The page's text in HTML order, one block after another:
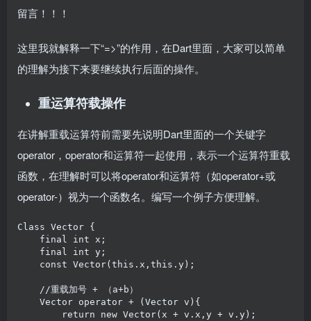
留言！！！
这里我就解释一下“=>”的作用，在Dart里面，大家可以简单
的理解为接下来要继续执行后面的操作。
重运算符载操作
在讲解重载运算符前需要先说明Dart里面的一个关键字
operator，operator和运算符一起使用，表示一个运算符重载
函数，在理解时可以将operator和运算符（如operator+或
operator-）视为一个函数名。编写一个例子方便理解。
Class Vector {
    final int x;
    final int y;
    const Vector(this.x,this.y);
    //重载加号 + （a+b）
    Vector operator + (Vector v){
        return new Vector(x + v.x,y + v.y);